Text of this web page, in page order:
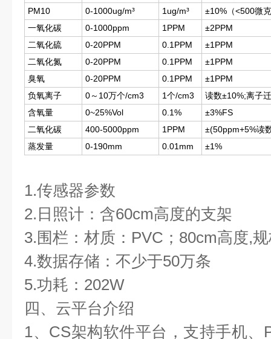
PM10
0-1000ug/m³ 1ug/m³
±10%（<500微
一氧化碳
0-1000ppm 1PPM
±2PPM
二氧化硫
0-20PPM 0.1PPM
±1PPM
二氧化氮
0-20PPM 0.1PPM
±1PPM
臭氧
0-20PPM 0.1PPM
±1PPM
负氧离子
0～10万个/cm3 1个/cm3
读数±10%;离子
含氧量
0~25%Vol 0.1%
±3%FS
二氧化碳
400-5000ppm 1PPM
±(50ppm+5%读
蒸发量
0-190mm 0.01mm ±1%
1.传感器参数
2.日照计：含60cm高度的支架
3.围栏：材质：PVC；80cm高度,
4.数据存储：不少于50万条
5.功耗：202W
四、云平台介绍
1、CS架构软件平台，支持手机、